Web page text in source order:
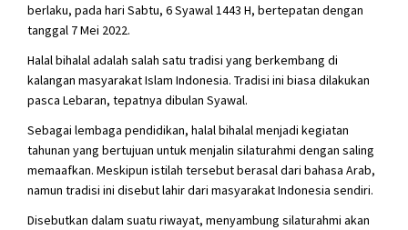
berlaku, pada hari Sabtu, 6 Syawal 1443 H, bertepatan dengan
tanggal 7 Mei 2022.
Halal bihalal adalah salah satu tradisi yang berkembang di
kalangan masyarakat Islam Indonesia. Tradisi ini biasa dilakukan
pasca Lebaran, tepatnya dibulan Syawal.
Sebagai lembaga pendidikan, halal bihalal menjadi kegiatan
tahunan yang bertujuan untuk menjalin silaturahmi dengan saling
memaafkan. Meskipun istilah tersebut berasal dari bahasa Arab,
namun tradisi ini disebut lahir dari masyarakat Indonesia sendiri.
Disebutkan dalam suatu riwayat, menyambung silaturahmi akan